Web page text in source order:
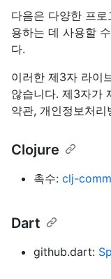
다음은 다양한 프
용하는 데 사용할
다.
이러한 제3자 라이
않습니다. 제3자가
약관, 개인정보처
Clojure
촉수: clj-
Dart
github.dart: